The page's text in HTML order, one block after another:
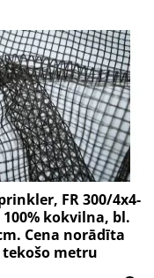
FR 300/4x4-
kokvilna, bl.
Cena norādīta
tekošo metru